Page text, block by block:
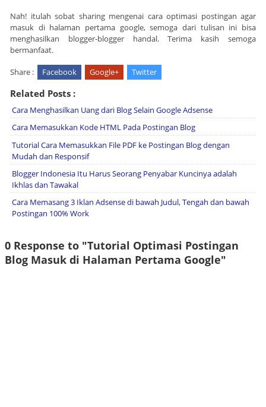
Nah! itulah sobat sharing mengenai cara optimasi postingan agar
masuk di halaman pertama google, semoga dari tulisan ini bisa
menghasilkan blogger-blogger handal. Terima kasih semoga
bermanfaat.
Share : Facebook Google+ Twitter
Related Posts :
Cara Menghasilkan Uang dari Blog Selain Google Adsense
Cara Memasukkan Kode HTML Pada Postingan Blog
Tutorial Cara Memasukkan File PDF ke Postingan Blog dengan
Mudah dan Responsif
Blogger Indonesia Itu Harus Seorang Penyabar Kuncinya adalah
Ikhlas dan Tawakal
Cara Memasang 3 Iklan Adsense di bawah Judul, Tengah dan bawah
Postingan 100% Work
0 Response to "Tutorial Optimasi Postingan
Blog Masuk di Halaman Pertama Google"